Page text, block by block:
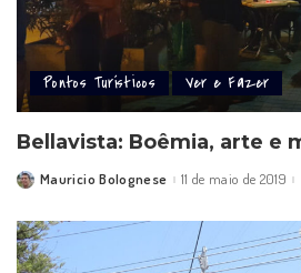
Pontos Turísticos Ver e Fazer
Bellavista: Boêmia, arte e
PostedMauricio Bolognese 11 de maio de 2019